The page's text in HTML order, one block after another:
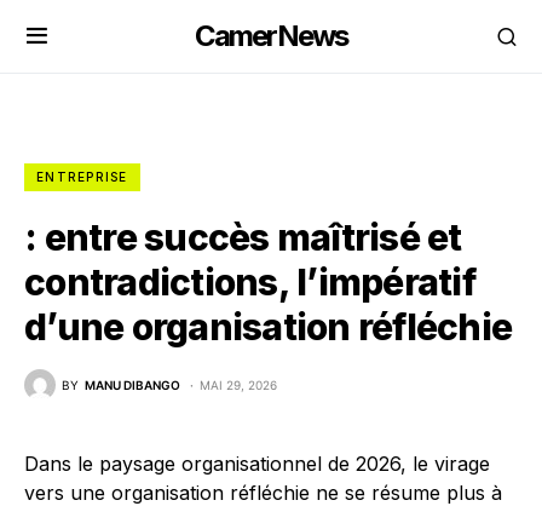
CamerNews
ENTREPRISE
: entre succès maîtrisé et
contradictions, l’impératif
d’une organisation réfléchie
BY MANU DIBANGO MAI 29, 2026
Dans le paysage organisationnel de 2026, le virage
vers une organisation réfléchie ne se résume plus à